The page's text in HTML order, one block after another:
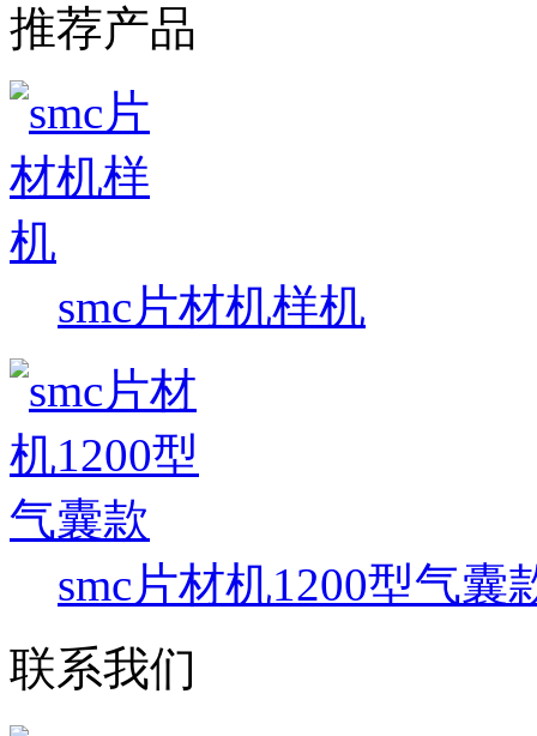
推荐产品
smc片材机样机
smc片材机1200型气囊
联系我们